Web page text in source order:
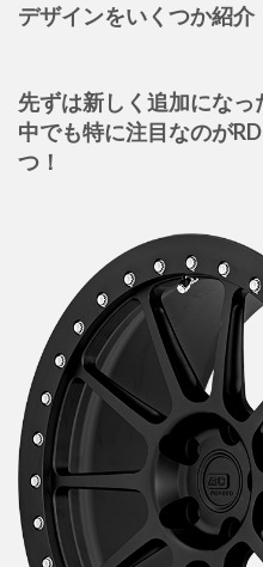
デザインをいくつか紹介
先ずは新しく追加にな
中でも特に注目なのが
つ！